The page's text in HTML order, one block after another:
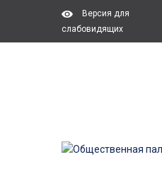
Версия для
слабовидящих